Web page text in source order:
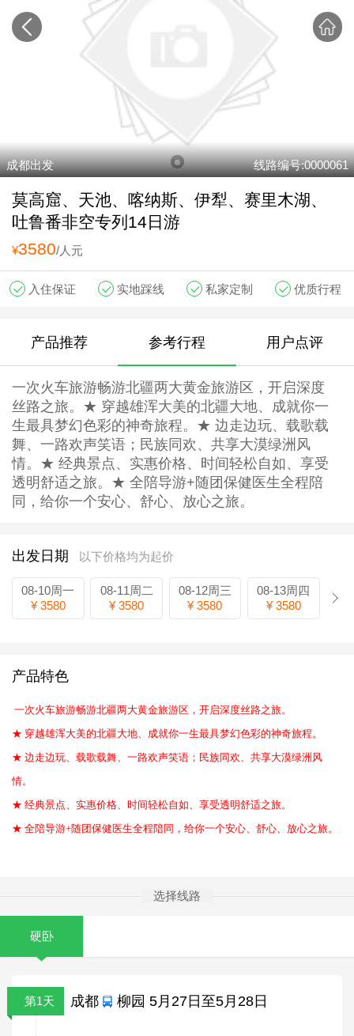
成都出发 线路编号:0000061
莫高窟、天池、喀纳斯、伊犁、赛里木湖、
吐鲁番非空专列14日游
¥3580/人元
入住保证 实地踩线 私家定制 优质行程
产品推荐 参考行程 用户点评
一次火车旅游畅游北疆两大黄金旅游区，开启深度
丝路之旅。★ 穿越雄浑大美的北疆大地、成就你一
生最具梦幻色彩的神奇旅程。★ 边走边玩、载歌载
舞、一路欢声笑语；民族同欢、共享大漠绿洲风
情。★ 经典景点、实惠价格、时间轻松自如、享受
透明舒适之旅。★ 全陪导游+随团保健医生全程陪
同，给你一个安心、舒心、放心之旅。
出发日期 以下价格均为起价
08-10周一
¥ 3580
08-11周二
¥ 3580
08-12周三
¥ 3580
08-13周四
¥ 3580
产品特色
一次火车旅游畅游北疆两大黄金旅游区，开启深度丝路之旅。
★ 穿越雄浑大美的北疆大地、成就你一生最具梦幻色彩的神奇旅程。
★ 边走边玩、载歌载舞、一路欢声笑语；民族同欢、共享大漠绿洲风
情。
★ 经典景点、实惠价格、时间轻松自如、 享受透明舒适之旅。
★ 全陪导游+随团保健医生全程陪同，给你一个安心、舒心、放心之旅。
选择线路
硬卧
第1天 成都 柳园 5月27日至5月28日